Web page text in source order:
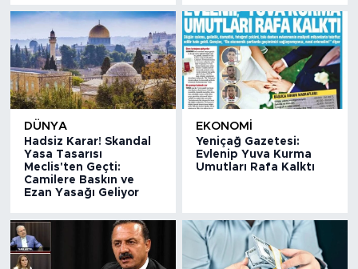
DÜNYA
Hadsiz Karar! Skandal
Yasa Tasarısı
Meclis'ten Geçti:
Camilere Baskın ve
Ezan Yasağı Geliyor
EKONOMİ
Yeniçağ Gazetesi:
Evlenip Yuva Kurma
Umutları Rafa Kalktı